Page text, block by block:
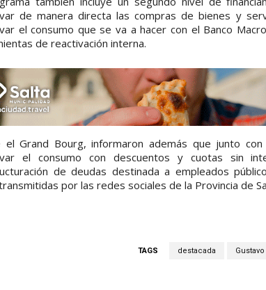
de manera directa las compras de bienes y
el consumo que se va a hacer con el Banco
de reactivación interna.
el Grand Bourg, informaron además que junto
el consumo con descuentos y cuotas sin
de deudas destinada a empleados
por las redes sociales de la Provincia de
TAGS destacada